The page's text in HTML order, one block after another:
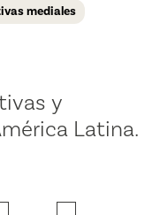
mediales
y
Latina.